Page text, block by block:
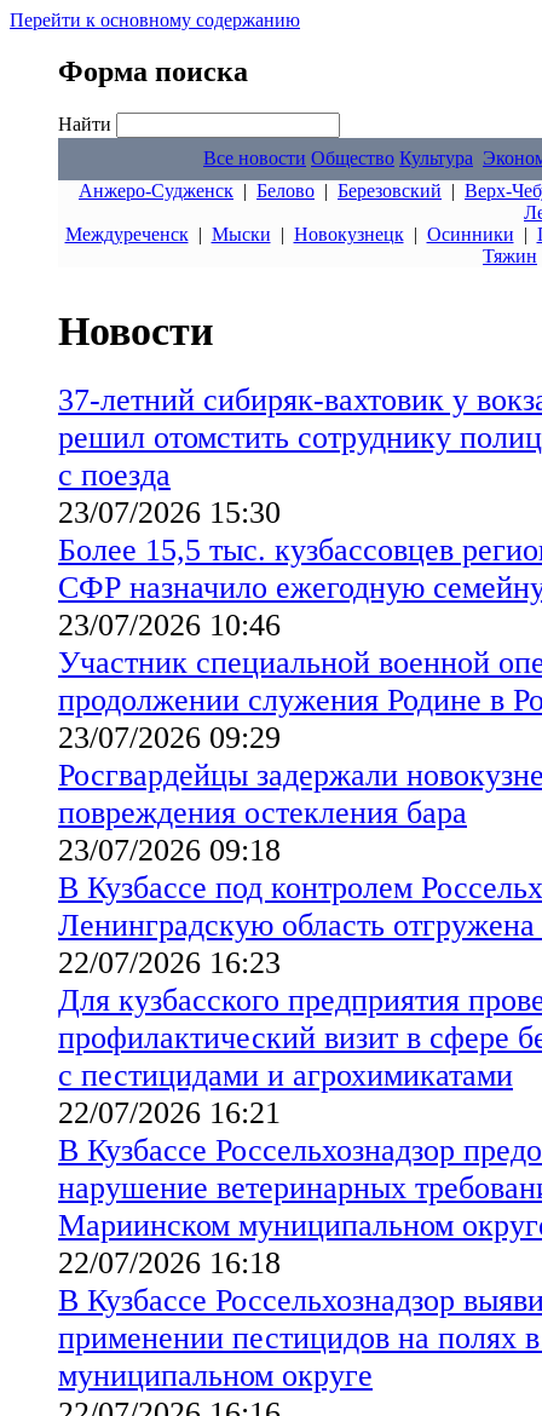
Перейти к основному содержанию
Форма поиска
Найти
Все новости Общество Культура
Анжеро-Судженск | Белово | Березовский | Верх-
Междуреченск| Мыски | Новокузнецк| Осинники |
Тяжин
Новости
37-летний сибиряк-вахтовик у
решил отомстить сотруднику
с поезда
23/07/2026 15:30
Более 15,5 тыс. кузбассовцев
СФР назначило ежегодную
23/07/2026 10:46
Участник специальной военной
продолжении служения Родине в
23/07/2026 09:29
Росгвардейцы задержали
повреждения остекления бара
23/07/2026 09:18
В Кузбассе под контролем
Ленинградскую область
22/07/2026 16:23
Для кузбасского предприятия
профилактический визит в сфере
с пестицидами и агрохимикатами
22/07/2026 16:21
В Кузбассе Россельхознадзор
нарушение ветеринарных
Мариинском муниципальном
22/07/2026 16:18
В Кузбассе Россельхознадзор
применении пестицидов на полях
муниципальном округе